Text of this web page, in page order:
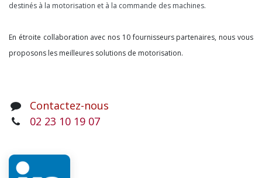
destinés à la motorisation et à la commande des machines.
En étroite collaboration avec nos 10 fournisseurs partenaires, nous vous
proposons les meilleures solutions de motorisation.
Contactez-nous
02 23 10 19 07